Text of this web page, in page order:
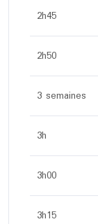
2h45
2h50
3 semaines
3h
3h00
3h15